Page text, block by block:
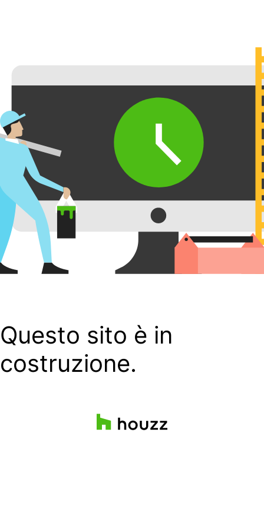
Questo sito è in
costruzione.